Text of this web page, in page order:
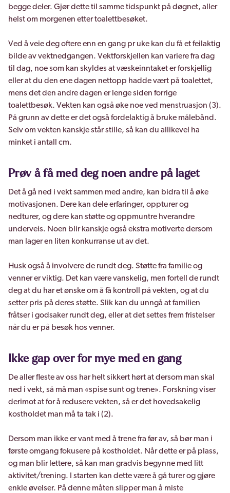
begge deler. Gjør dette til samme tidspunkt på døgnet, aller
helst om morgenen etter toalettbesøket.
Ved å veie deg oftere enn en gang pr uke kan du få et feilaktig
bilde av vektnedgangen. Vektforskjellen kan variere fra dag
til dag, noe som kan skyldes at væskeinntaket er forskjellig
eller at du den ene dagen nettopp hadde vært på toalettet,
mens det den andre dagen er lenge siden forrige
toalettbesøk. Vekten kan også øke noe ved menstruasjon (3).
På grunn av dette er det også fordelaktig å bruke målebånd.
Selv om vekten kanskje står stille, så kan du allikevel ha
minket i antall cm.
Prøv å få med deg noen andre på laget
Det å gå ned i vekt sammen med andre, kan bidra til å øke
motivasjonen. Dere kan dele erfaringer, oppturer og
nedturer, og dere kan støtte og oppmuntre hverandre
underveis. Noen blir kanskje også ekstra motiverte dersom
man lager en liten konkurranse ut av det.
Husk også å involvere de rundt deg. Støtte fra familie og
venner er viktig. Det kan være vanskelig, men fortell de rundt
deg at du har et ønske om å få kontroll på vekten, og at du
setter pris på deres støtte. Slik kan du unngå at familien
fråtser i godsaker rundt deg, eller at det settes frem fristelser
når du er på besøk hos venner.
Ikke gap over for mye med en gang
De aller fleste av oss har helt sikkert hørt at dersom man skal
ned i vekt, så må man «spise sunt og trene». Forskning viser
derimot at for å redusere vekten, så er det hovedsakelig
kostholdet man må ta tak i (2).
Dersom man ikke er vant med å trene fra før av, så bør man i
første omgang fokusere på kostholdet. Når dette er på plass,
og man blir lettere, så kan man gradvis begynne med litt
aktivitet/trening. I starten kan dette være å gå turer og gjøre
enkle øvelser. På denne måten slipper man å miste